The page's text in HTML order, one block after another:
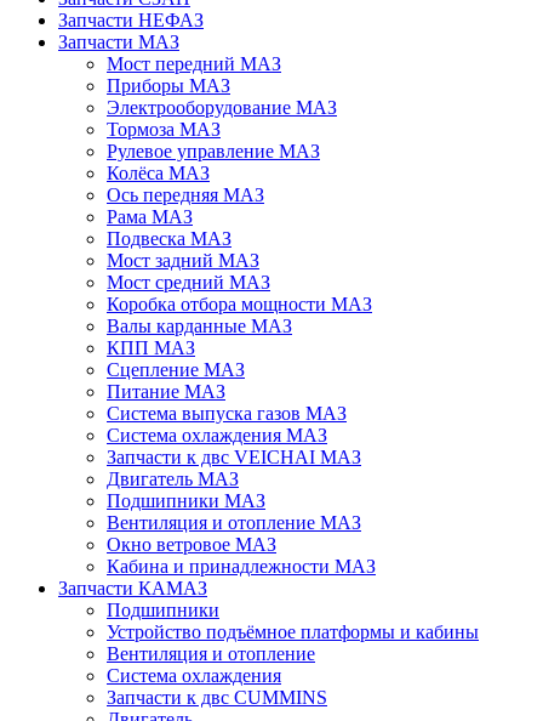
Запчасти НЕФАЗ
Запчасти МАЗ
Мост передний МАЗ
Приборы МАЗ
Электрооборудование МАЗ
Тормоза МАЗ
Рулевое управление МАЗ
Колёса МАЗ
Ось передняя МАЗ
Рама МАЗ
Подвеска МАЗ
Мост задний МАЗ
Мост средний МАЗ
Коробка отбора мощности МАЗ
Валы карданные МАЗ
КПП МАЗ
Сцепление МАЗ
Питание МАЗ
Система выпуска газов МАЗ
Система охлаждения МАЗ
Запчасти к двс VEICHAI МАЗ
Двигатель МАЗ
Подшипники МАЗ
Вентиляция и отопление МАЗ
Окно ветровое МАЗ
Кабина и принадлежности МАЗ
Запчасти КАМАЗ
Подшипники
Устройство подъёмное платформы и кабины
Вентиляция и отопление
Система охлаждения
Запчасти к двс CUMMINS